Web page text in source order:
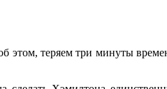
этом, теряем три минуты